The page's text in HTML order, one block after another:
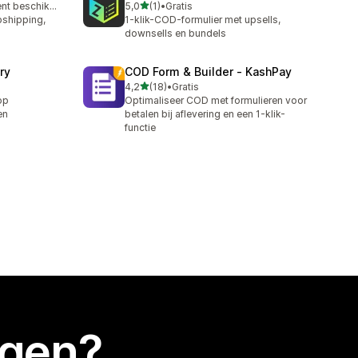
Gratis abonnement beschikbaar
5,0van 5 sterren
(1)
1 recensies in totaal
•Gratis
1-klik-COD-formulier met upsells,
downsells en bundels
COD Form & Builder ‑ KashPay
4,2van 5 sterren
(18)
18 recensies in totaal
•Gratis
Optimaliseer COD met formulieren voor
betalen bij aflevering en een 1-klik-
functie